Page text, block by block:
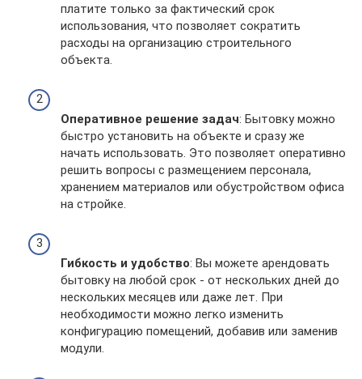
платите только за фактический срок
использования, что позволяет сократить
расходы на организацию строительного
объекта.
Оперативное решение задач: Бытовку можно
быстро установить на объекте и сразу же
начать использовать. Это позволяет оперативно
решить вопросы с размещением персонала,
хранением материалов или обустройством офиса
на стройке.
Гибкость и удобство: Вы можете арендовать
бытовку на любой срок - от нескольких дней до
нескольких месяцев или даже лет. При
необходимости можно легко изменить
конфигурацию помещений, добавив или заменив
модули.